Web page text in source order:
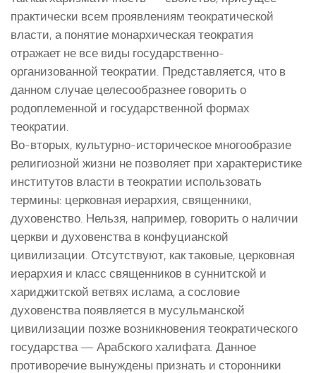
практически всем проявлениям теократической
власти, а понятие монархическая теократия
отражает не все виды государственно-
организованной теократии. Представляется, что в
данном случае целесообразнее говорить о
родоплеменной и государственной формах
теократии.
Во-вторых, культурно-историческое многообразие
религиозной жизни не позволяет при характеристике
институтов власти в теократии использовать
термины: церковная иерархия, священники,
духовенство. Нельзя, например, говорить о наличии
церкви и духовенства в конфуцианской
цивилизации. Отсутствуют, как таковые, церковная
иерархия и класс священников в суннитской и
хариджитской ветвях ислама, а сословие
духовенства появляется в мусульманской
цивилизации позже возникновения теократического
государства — Арабского халифата. Данное
противоречие вынуждены признать и сторонники